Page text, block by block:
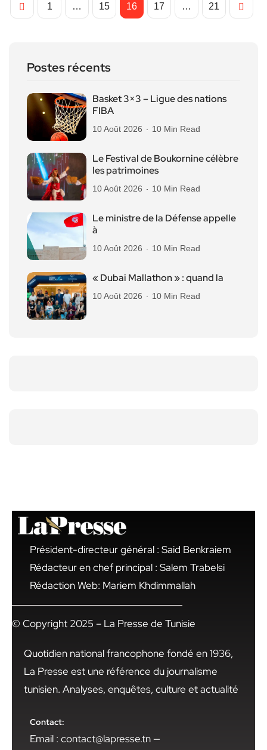
1 … 15 16 17 … 21
Postes récents
Basket 3×3 – Ligue des nations
FIBA
10 Août 2026 10 Min Read
Le Festival de Boukornine célèbre
les patrimoines
10 Août 2026 10 Min Read
Le ministre de la Défense appelle
à
10 Août 2026 10 Min Read
« Dubai Mallathon » : quand la
10 Août 2026 10 Min Read
Président-directeur général : Said Benkraiem
Rédacteur en chef principal : Salem Trabelsi
Rédaction Web: Mariem Khdimmallah
© Copyright 2025 – La Presse de Tunisie
Quotidien national francophone fondé en 1936,
La Presse est une référence du journalisme
tunisien. Analyses, enquêtes, culture et actualité
Contact:
Email : contact@lapresse.tn —